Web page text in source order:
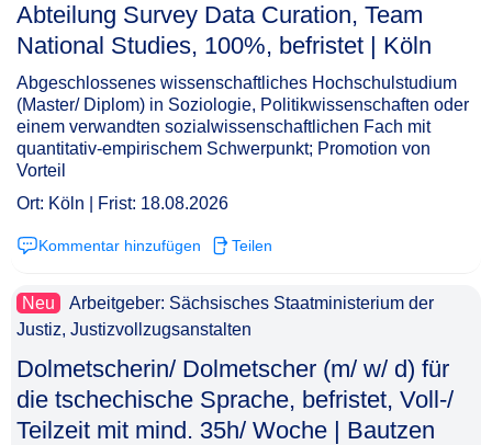
Abteilung Survey Data Curation, Team
National Studies, 100%, befristet | Köln​‌‌‌‌​‌​‌‌‌‌​‌​‌​​‌
Abgeschlossenes wissenschaftliches Hochschulstudium
(Master/ Diplom) in Soziologie, Politikwissenschaften oder
einem verwandten sozialwissenschaftlichen Fach mit
quantitativ-empirischem Schwerpunkt; Promotion von
Vorteil
Ort: Köln | Frist: 18.08.2026
Kommentar hinzufügen Teilen
Neu
Arbeitgeber: Sächsisches Staatministerium der
Justiz, Justizvollzugsanstalten
Dolmetscherin/ Dolmetscher (m/ w/ d) für
die tschechische Sprache, befristet, Voll-/
Teilzeit mit mind. 35h/ Woche | Bautzen​‌‌‌‌​‌​‌‌‌‌​‌​‌​​​